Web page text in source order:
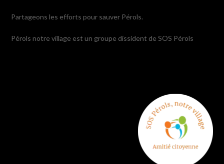
Partageons les efforts pour sauver Pérols.
Pérols notre village est un groupe dissident de SOS Pérols